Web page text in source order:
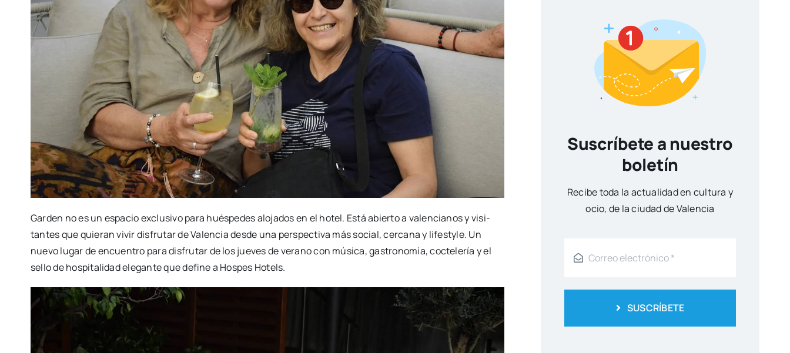
Gar­den no es un espa­cio exclu­si­vo para hués­pe­des alo­ja­dos en el hotel. Está abier­to a valen­cia­nos y visi­
tan­tes que quie­ran vivir dis­fru­tar de Valen­cia des­de una pers­pec­ti­va más social, cer­ca­na y lifesty­le. Un
nue­vo lugar de encuen­tro para dis­fru­tar de los jue­ves de verano con músi­ca, gas­tro­no­mía, coc­te­le­ría y el
sello de hos­pi­ta­li­dad ele­gan­te que defi­ne a Hos­pes Hotels.
Suscríbete a nuestro
boletín
Reci­be toda la actua­li­dad en cul­tu­ra y
ocio, de la ciu­dad de Valen­cia
SUSCRÍBETE